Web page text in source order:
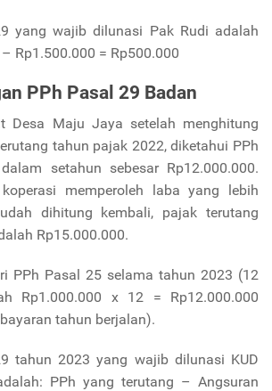
yang wajib dilunasi Pak Rudi adalah
Rp1.500.000 = Rp500.000
PPh Pasal 29 Badan
Desa Maju Jaya setelah menghitung
tahun pajak 2022, diketahui PPh
setahun sebesar Rp12.000.000.
memperoleh laba yang lebih
dihitung kembali, pajak terutang
Rp15.000.000.
PPh Pasal 25 selama tahun 2023 (12
Rp1.000.000 x 12 = Rp12.000.000
tahun berjalan).
tahun 2023 yang wajib dilunasi KUD
PPh yang terutang – Angsuran